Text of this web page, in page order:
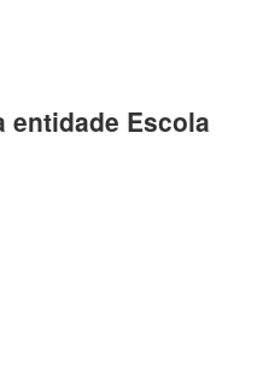
entidade Escola